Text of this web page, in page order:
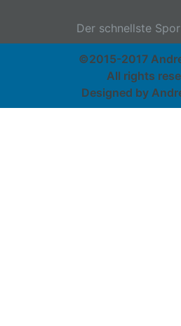
Der schnellste
©2015-2017
All rights
Designed by